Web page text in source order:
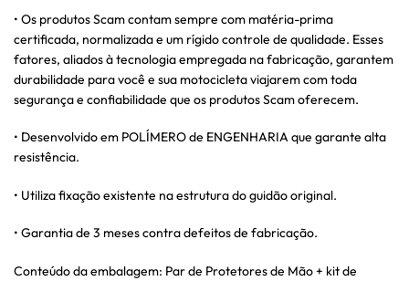
• Os produtos Scam contam sempre com matéria-prima
certificada, normalizada e um rígido controle de qualidade. Esses
fatores, aliados à tecnologia empregada na fabricação, garantem
durabilidade para você e sua motocicleta viajarem com toda
segurança e confiabilidade que os produtos Scam oferecem.
• Desenvolvido em POLÍMERO de ENGENHARIA que garante alta
resistência.
• Utiliza fixação existente na estrutura do guidão original.
• Garantia de 3 meses contra defeitos de fabricação.
Conteúdo da embalagem: Par de Protetores de Mão + kit de